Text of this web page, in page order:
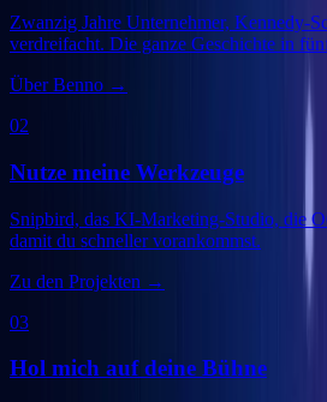
Zwanzig Jahre Unternehmer, Kennedy-
verdreifacht. Die ganze Geschichte in
Über Benno →
02
Nutze meine Werkzeuge
Snipbird, das KI-Marketing-Studio, die
damit du schneller vorankommst.
Zu den Projekten →
03
Hol mich auf deine Bühne